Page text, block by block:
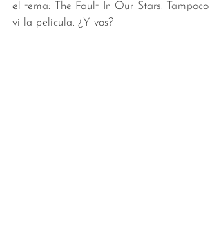
el tema: The Fault In Our Stars. Tampoco
vi la película. ¿Y vos?